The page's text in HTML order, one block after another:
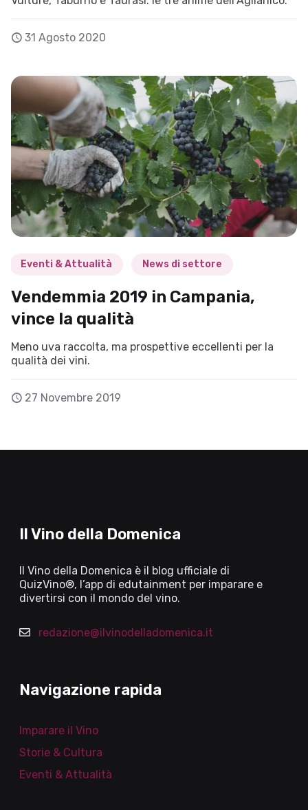
31 Agosto 2020
Eventi & Attualità News di settore
Vendemmia 2019 in Campania,
vince la qualità
Meno uva raccolta, ma prospettive eccellenti per la
qualità dei vini.
27 Novembre 2019
Il Vino della Domenica
Il Vino della Domenica è il blog ufficiale di
QuizVino®, l’app di edutainment per imparare e
divertirsi con il mondo del vino.
redazione@ilvinodelladomenica.it
Navigazione rapida
Imparare il Vino
Storie & Cultura
Eventi & Attualità